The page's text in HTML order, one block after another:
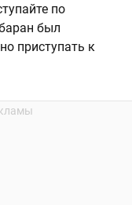
по
был
приступать к